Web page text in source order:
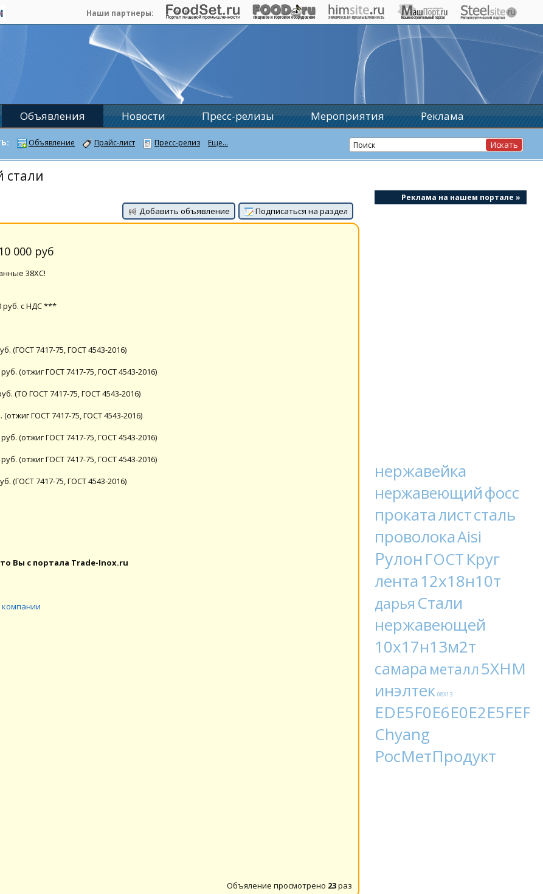
Реклама на нашем портале »
нержавейка
нержавеющийфосс
прокаталистсталь
проволокаAisi
Рулон ГОСТ Круг
лента12х18н10т
дарья Стали
нержавеющей
10х17н13м2т
самара металл5ХНМ
инэлтек 08Х13
Chyang
РосМетПродукт
Добавить объявление Подписаться на раздел
000 руб
38ХС!
руб. с НДС ***
(ГОСТ 7417-75, ГОСТ 4543-2016)
(отжиг ГОСТ 7417-75, ГОСТ 4543-2016)
(ТО ГОСТ 7417-75, ГОСТ 4543-2016)
ГОСТ 7417-75, ГОСТ 4543-2016)
(отжиг ГОСТ 7417-75, ГОСТ 4543-2016)
(отжиг ГОСТ 7417-75, ГОСТ 4543-2016)
(ГОСТ 7417-75, ГОСТ 4543-2016)
Вы с портала Trade-Inox.ru
Объяление просмотрено 23раз
Наши партнеры:
Объявления Новости Пресс-релизы Мероприятия Реклама
Объявление Прайс-лист Пресс-релиз Еще...